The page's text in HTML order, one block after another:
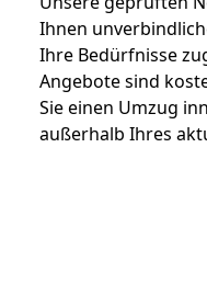
Ihnen
Ihre Bedürfnisse
Angebote sind
Sie einen Umzug
außerhalb Ihres